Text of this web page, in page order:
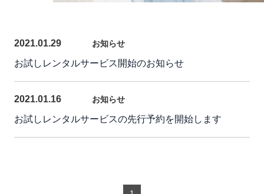
2021.01.29 お知らせ
お試しレンタルサービス開始のお知らせ
2021.01.16 お知らせ
お試しレンタルサービスの先行予約を開始します